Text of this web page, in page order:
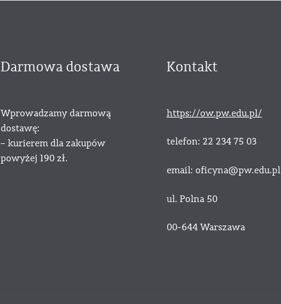
Darmowa dostawa
Wprowadzamy darmową
dostawę:
– kurierem dla zakupów
powyżej 190 zł.
Kontakt
https://ow.pw.edu.pl/
telefon: 22 234 75 03
email: oficyna@pw.edu.pl
ul. Polna 50
00-644 Warszawa